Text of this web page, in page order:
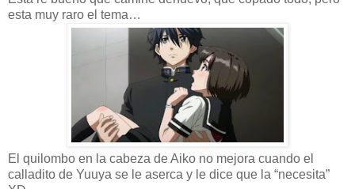
esta muy raro el tema…
El quilombo en la cabeza de Aiko no mejora cuando el
calladito de Yuuya se le aserca y le dice que la “necesita”